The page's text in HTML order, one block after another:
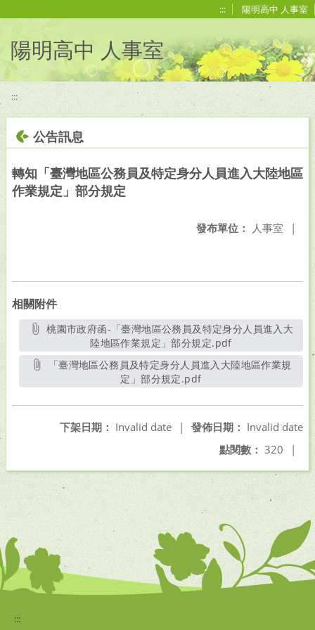
::: 陽明高中 人事室
陽明高中 人事室
:::
公告訊息
轉知「臺灣地區公務員及特定身分人員進入大陸地區
作業規定」部分規定
發布單位： 人事室 |
相關附件
桃園市政府函-「臺灣地區公務員及特定身分人員進入大
陸地區作業規定」部分規定.pdf另開新視窗
定」部分規定.pdf另開新視窗
發佈日期： Invalid date
下架日期： Invalid date
|
點閱數： 320 |
:::